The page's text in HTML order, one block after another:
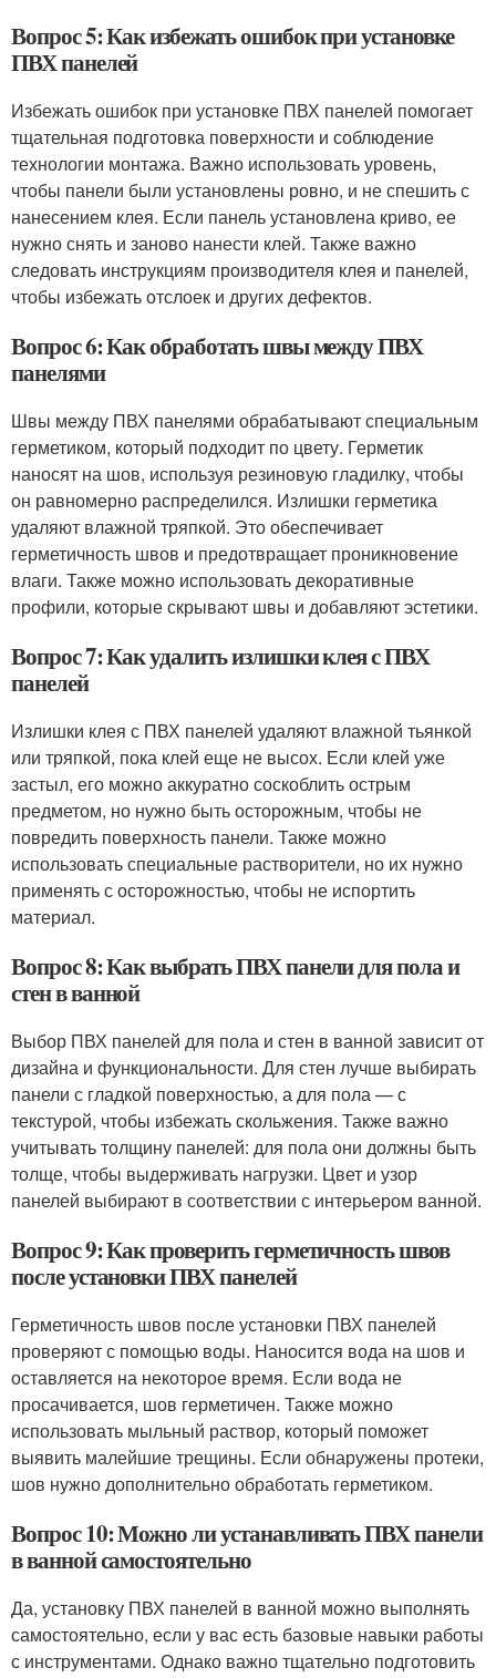
Вопрос 5: Как избежать ошибок при установке
ПВХ панелей
Избежать ошибок при установке ПВХ панелей помогает
тщательная подготовка поверхности и соблюдение
технологии монтажа. Важно использовать уровень,
чтобы панели были установлены ровно, и не спешить с
нанесением клея. Если панель установлена криво, ее
нужно снять и заново нанести клей. Также важно
следовать инструкциям производителя клея и панелей,
чтобы избежать отслоек и других дефектов.
Вопрос 6: Как обработать швы между ПВХ
панелями
Швы между ПВХ панелями обрабатывают специальным
герметиком, который подходит по цвету. Герметик
наносят на шов, используя резиновую гладилку, чтобы
он равномерно распределился. Излишки герметика
удаляют влажной тряпкой. Это обеспечивает
герметичность швов и предотвращает проникновение
влаги. Также можно использовать декоративные
профили, которые скрывают швы и добавляют эстетики.
Вопрос 7: Как удалить излишки клея с ПВХ
панелей
Излишки клея с ПВХ панелей удаляют влажной тьянкой
или тряпкой, пока клей еще не высох. Если клей уже
застыл, его можно аккуратно соскоблить острым
предметом, но нужно быть осторожным, чтобы не
повредить поверхность панели. Также можно
использовать специальные растворители, но их нужно
применять с осторожностью, чтобы не испортить
материал.
Вопрос 8: Как выбрать ПВХ панели для пола и
стен в ванной
Выбор ПВХ панелей для пола и стен в ванной зависит от
дизайна и функциональности. Для стен лучше выбирать
панели с гладкой поверхностью, а для пола — с
текстурой, чтобы избежать скольжения. Также важно
учитывать толщину панелей: для пола они должны быть
толще, чтобы выдерживать нагрузки. Цвет и узор
панелей выбирают в соответствии с интерьером ванной.
Вопрос 9: Как проверить герметичность швов
после установки ПВХ панелей
Герметичность швов после установки ПВХ панелей
проверяют с помощью воды. Наносится вода на шов и
оставляется на некоторое время. Если вода не
просачивается, шов герметичен. Также можно
использовать мыльный раствор, который поможет
выявить малейшие трещины. Если обнаружены протеки,
шов нужно дополнительно обработать герметиком.
Вопрос 10: Можно ли устанавливать ПВХ панели
в ванной самостоятельно
Да, установку ПВХ панелей в ванной можно выполнять
самостоятельно, если у вас есть базовые навыки работы
с инструментами. Однако важно тщательно подготовить